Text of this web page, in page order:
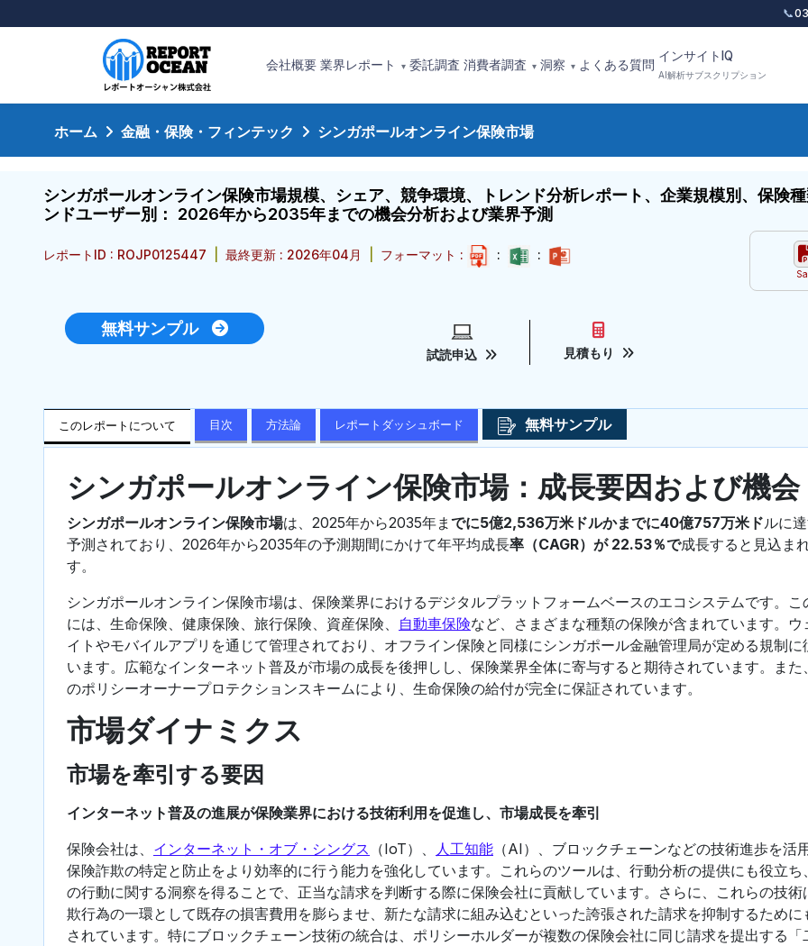
📞
会社概要 業界レポート ▾ 委託調査 消費者調査 ▾ 洞察 ▾ よくある質問
インサイトIQ
AI解析サブスクリプション
ホーム 金融・保険・フィンテック シンガポールオンライン保険市場
シンガポールオンライン保険市場規模、シェア、競争環境、トレンド分析レポート、企業規模別、保険
ンドユーザー別： 2026年から2035年までの機会分析および業界予測
レポートID : ROJP0125447 最終更新 : 2026年04月 フォーマット : : :
無料サンプル
試読申込 見積もり
このレポートについて 目次 方法論 レポートダッシュボード 無料サンプル
シンガポールオンライン保険市場：成長要因および機会
シンガポールオンライン保険市場は、2025年から2035年ま でに5億2,536万米ドルかまでに40億757万米ドルに
予測されており、2026年から2035年の予測期間にかけて年平均成長率（CAGR）が 22.53％で成長すると見込ま
す。
シンガポールオンライン保険市場は、保険業界におけるデジタルプラットフォームベースのエコシステムです。こ
には、生命保険、健康保険、旅行保険、資産保険、 自動車保険など、さまざまな種類の保険が含まれています。ウ
イトやモバイルアプリを通じて管理されており、オフライン保険と同様にシンガポール金融管理局が定める規制に
います。広範なインターネット普及が市場の成長を後押しし、保険業界全体に寄与すると期待されています。また
のポリシーオーナープロテクションスキームにより、生命保険の給付が完全に保証されています。
市場ダイナミクス
市場を牽引する要因
インターネット普及の進展が保険業界における技術利用を促進し、市場成長を牽引
保険会社は、 インターネット・オブ・シングス （IoT）、 人工知能 （AI）、ブロックチェーンなどの技術進歩を活
保険詐欺の特定と防止をより効率的に行う能力を強化しています。これらのツールは、行動分析の提供にも役立ち
の行動に関する洞察を得ることで、正当な請求を判断する際に保険会社に貢献しています。さらに、これらの技術
欺行為の一環として既存の損害費用を膨らませ、新たな請求に組み込むといった誇張された請求を抑制するために
されています。特にブロックチェーン技術の統合は、ポリシーホルダーが複数の保険会社に同じ請求を提出する「